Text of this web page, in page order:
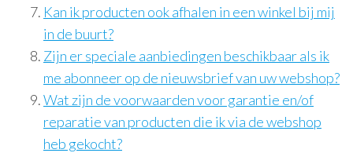
Kan ik producten ook afhalen in een winkel bij mij
in de buurt?
Zijn er speciale aanbiedingen beschikbaar als ik
me abonneer op de nieuwsbrief van uw webshop?
Wat zijn de voorwaarden voor garantie en/of
reparatie van producten die ik via de webshop
heb gekocht?